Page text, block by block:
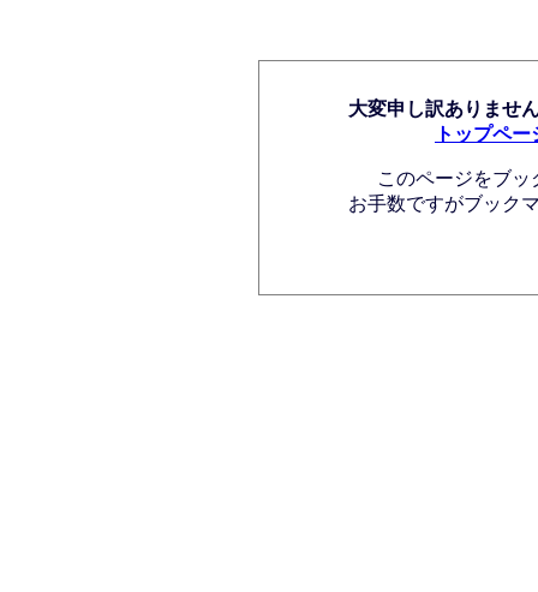
大変申し訳ありませ
トップペー
このページをブ
お手数ですがブック